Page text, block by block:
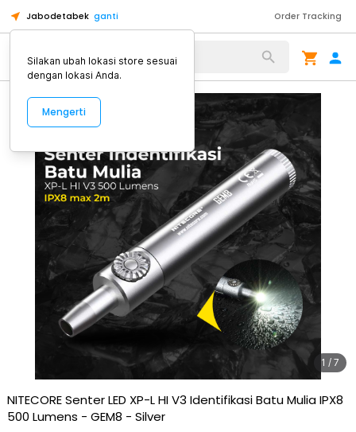
Jabodetabek ganti Order Tracking
Alat Kopi
1 / 7
NITECORE Senter LED XP-L HI V3 Identifikasi Batu Mulia IPX8
500 Lumens - GEM8 - Silver
Silakan ubah lokasi store sesuai
dengan lokasi Anda.
Mengerti